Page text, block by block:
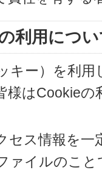
利用につ
キー）を利
様はCookie
セス情報を
ァイルのこ